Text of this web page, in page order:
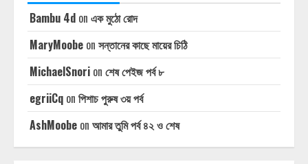
Bambu 4d on এক মুঠো রোদ
MaryMoobe on সন্তানের কাছে মায়ের চিঠি
MichaelSnori on শেষ পেইজ পর্ব ৮
egriiCq on পিশাচ পুরুষ ৩য় পর্ব
AshMoobe on আমার তুমি পর্ব ৪২ ও শেষ